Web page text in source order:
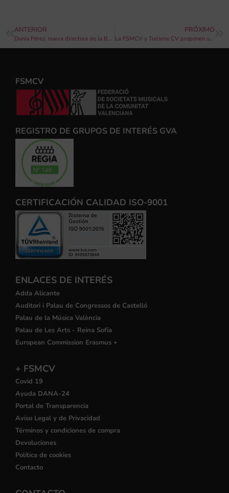
ANTERIOR
Dunia Pérez, nueva directora de la Banda Joven del Ateneo Musical de Cullera
PRÓXIMO
La FSMCV y Turisme CV proponen un verano de conciertos para incentivar el turismo en la Comunitat
FSMCV
REGISTRO DE GRUPOS DE INTERÉS GVA
CERTIFICACIÓN CALIDAD ISO-9001
ENLACES DE INTERÉS
Adda Alicante
Auditori i Palau de Congressos de Castelló
Palau de la Música València
Palau de Les Arts - Reina Sofía
European Commission Erasmus +
+ FSMCV
Covid 19
Ayuda DANA-24
Portal de Transparencia
Aviso Legal y de Privacidad
Términos y condiciones de compra
Devoluciones
Política de cookies
Contacto